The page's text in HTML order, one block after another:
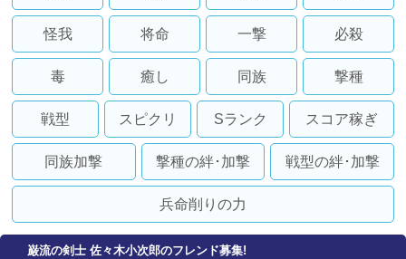
怪我 将命 一撃 必殺
毒 癒し 同族 撃種
戦型 スピクリ Sランク スコア稼ぎ
同族加撃 撃種の絆･加撃 戦型の絆･加撃
兵命削りの力
巌流の剣士 佐々木小次郎のフレンド募集!